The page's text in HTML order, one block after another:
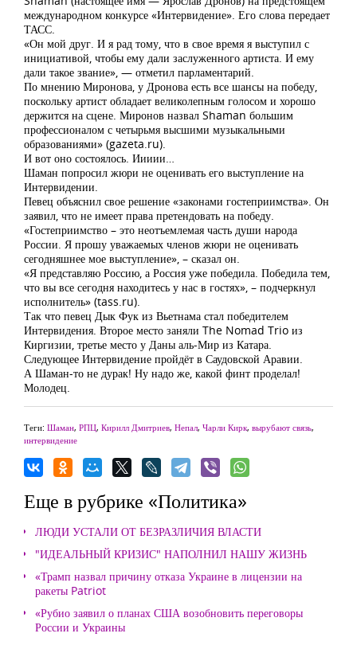
международном конкурсе «Интервидение». Его слова передает
ТАСС.
«Он мой друг. И я рад тому, что в свое время я выступил с
инициативой, чтобы ему дали заслуженного артиста. И ему
дали такое звание», — отметил парламентарий.
По мнению Миронова, у Дронова есть все шансы на победу,
поскольку артист обладает великолепным голосом и хорошо
держится на сцене. Миронов назвал Shaman большим
профессионалом с четырьмя высшими музыкальными
образованиями» (gazeta.ru).
И вот оно состоялось. Иииии…
Шаман попросил жюри не оценивать его выступление на
Интервидении.
Певец объяснил свое решение «законами гостеприимства». Он
заявил, что не имеет права претендовать на победу.
«Гостеприимство – это неотъемлемая часть души народа
России. Я прошу уважаемых членов жюри не оценивать
сегодняшнее мое выступление», – сказал он.
«Я представляю Россию, а Россия уже победила. Победила тем,
что вы все сегодня находитесь у нас в гостях», – подчеркнул
исполнитель» (tass.ru).
Так что певец Дык Фук из Вьетнама стал победителем
Интервидения. Второе место заняли The Nomad Trio из
Киргизии, третье место у Даны аль-Мир из Катара.
Следующее Интервидение пройдёт в Саудовской Аравии.
А Шаман-то не дурак! Ну надо же, какой финт проделал!
Молодец.
Теги: Шаман, РПЦ, Кирилл Дмитриев, Непал, Чарли Кирк, вырубают связь,
интервидение
Еще в рубрике «Политика»
ЛЮДИ УСТАЛИ ОТ БЕЗРАЗЛИЧИЯ ВЛАСТИ
"ИДЕАЛЬНЫЙ КРИЗИС" НАПОЛНИЛ НАШУ ЖИЗНЬ
«Трамп назвал причину отказа Украине в лицензии на
ракеты Patriot
«Рубио заявил о планах США возобновить переговоры
России и Украины